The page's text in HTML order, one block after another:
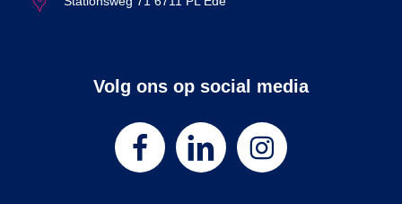
Volg ons op social media